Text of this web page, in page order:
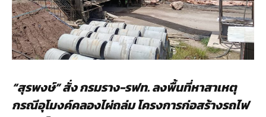
“สุรพงษ์” สั่ง กรมราง-รฟท. ลงพื้นที่หาสาเหตุ
กรณีอุโมงค์คลองไผ่ถล่ม โครงการก่อสร้างรถไฟ